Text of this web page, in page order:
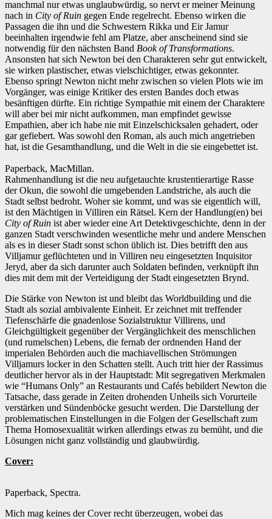
manchmal nur etwas unglaubwürdig, so nervt er meiner Meinung
nach in City of Ruin gegen Ende regelrecht. Ebenso wirken die
Passagen die ihn und die Schwestern Rikka und Eir Jamur
beeinhalten irgendwie fehl am Platze, aber anscheinend sind sie
notwendig für den nächsten Band Book of Transformations.
Ansonsten hat sich Newton bei den Charakteren sehr gut entwickelt,
sie wirken plastischer, etwas vielschichtiger, etwas gekonnter.
Ebenso springt Newton nicht mehr zwischen so vielen Plots wie im
Vorgänger, was einige Kritiker des ersten Bandes doch etwas
besänftigen dürfte. Ein richtige Sympathie mit einem der Charaktere
will aber bei mir nicht aufkommen, man empfindet gewisse
Empathien, aber ich habe nie mit Einzelschicksalen gehadert, oder
gar gefiebert. Was sowohl den Roman, als auch mich angetrieben
hat, ist die Gesamthandlung, und die Welt in die sie eingebettet ist.
Paperback, MacMillan.
Rahmenhandlung ist die neu aufgetauchte krustentierartige Rasse
der Okun, die sowohl die umgebenden Landstriche, als auch die
Stadt selbst bedroht. Woher sie kommt, und was sie eigentlich will,
ist den Mächtigen in Villiren ein Rätsel. Kern der Handlung(en) bei
City of Ruin ist aber wieder eine Art Detektivgeschichte, denn in der
ganzen Stadt verschwinden wesentliche mehr und andere Menschen
als es in dieser Stadt sonst schon üblich ist. Dies betrifft den aus
Villjamur geflüchteten und in Villiren neu eingesetzten Inquisitor
Jeryd, aber da sich darunter auch Soldaten befinden, verknüpft ihn
dies mit dem mit der Verteidigung der Stadt eingesetzten Brynd.
Die Stärke von Newton ist und bleibt das Worldbuilding und die
Stadt als sozial ambivalente Einheit. Er zeichnet mit treffender
Tiefenschärfe die gnadenlose Sozialstruktur Villirens, und
Gleichgültigkeit gegenüber der Vergänglichkeit des menschlichen
(und rumelschen) Lebens, die fernab der ordnenden Hand der
imperialen Behörden auch die machiavellischen Strömungen
Villjamurs locker in den Schatten stellt. Auch tritt hier der Rassimus
deutlicher hervor als in der Hauptstadt: Mit segregativen Merkmalen
wie “Humans Only” an Restaurants und Cafés bebildert Newton die
Tatsache, dass gerade in Zeiten drohenden Unheils sich Vorurteile
verstärken und Sündenböcke gesucht werden. Die Darstellung der
problematischen Einstellungen in die Folgen der Gesellschaft zum
Thema Homosexualität wirken allerdings etwas zu bemüht, und die
Lösungen nicht ganz vollständig und glaubwürdig.
Cover:
Paperback, Spectra.
Mich mag keines der Cover recht überzeugen, wobei das